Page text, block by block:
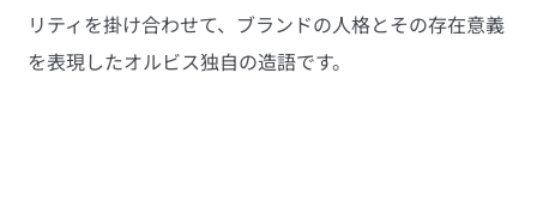
リティを掛け合わせて、ブランドの人格とその存在意義
を表現したオルビス独自の造語です。